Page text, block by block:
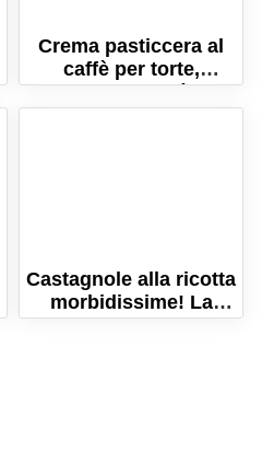
Crema pasticcera al
caffè per torte,
crostate o bignè. La
ricetta facilissima!
Castagnole alla ricotta
morbidissime! La
ricetta veloce, pronte